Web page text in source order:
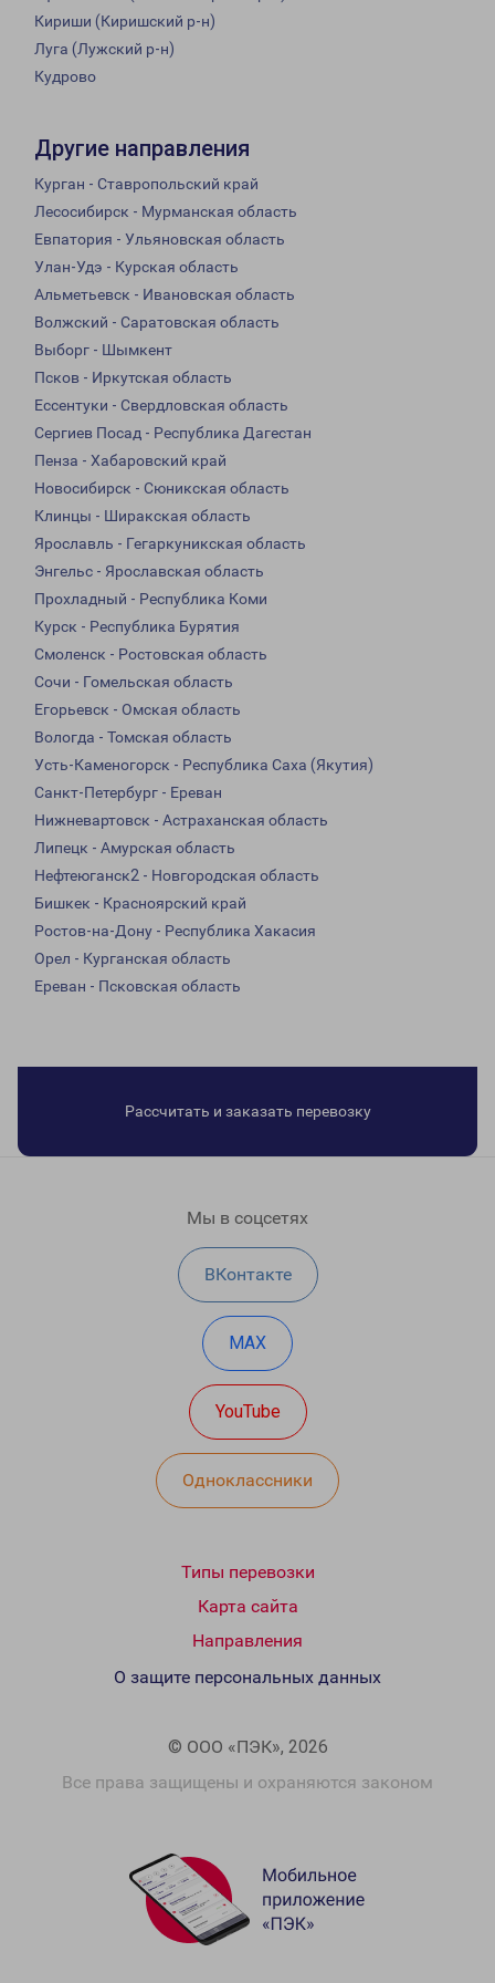
Кириши (Киришский р-н)
Луга (Лужский р-н)
Кудрово
Другие направления
Курган - Ставропольский край
Лесосибирск - Мурманская область
Евпатория - Ульяновская область
Улан-Удэ - Курская область
Альметьевск - Ивановская область
Волжский - Саратовская область
Выборг - Шымкент
Псков - Иркутская область
Ессентуки - Свердловская область
Сергиев Посад - Республика Дагестан
Пенза - Хабаровский край
Новосибирск - Сюникская область
Клинцы - Ширакская область
Ярославль - Гегаркуникская область
Энгельс - Ярославская область
Прохладный - Республика Коми
Курск - Республика Бурятия
Смоленск - Ростовская область
Сочи - Гомельская область
Егорьевск - Омская область
Вологда - Томская область
Усть-Каменогорск - Республика Саха (Якутия)
Санкт-Петербург - Ереван
Нижневартовск - Астраханская область
Липецк - Амурская область
Нефтеюганск2 - Новгородская область
Бишкек - Красноярский край
Ростов-на-Дону - Республика Хакасия
Орел - Курганская область
Ереван - Псковская область
Рассчитать и заказать перевозку
Мы в соцсетях
ВКонтакте
MAX
YouTube
Одноклассники
Типы перевозки
Карта сайта
Направления
© ООО «ПЭК», 2026
Все права защищены и охраняются законом
О защите персональных данных